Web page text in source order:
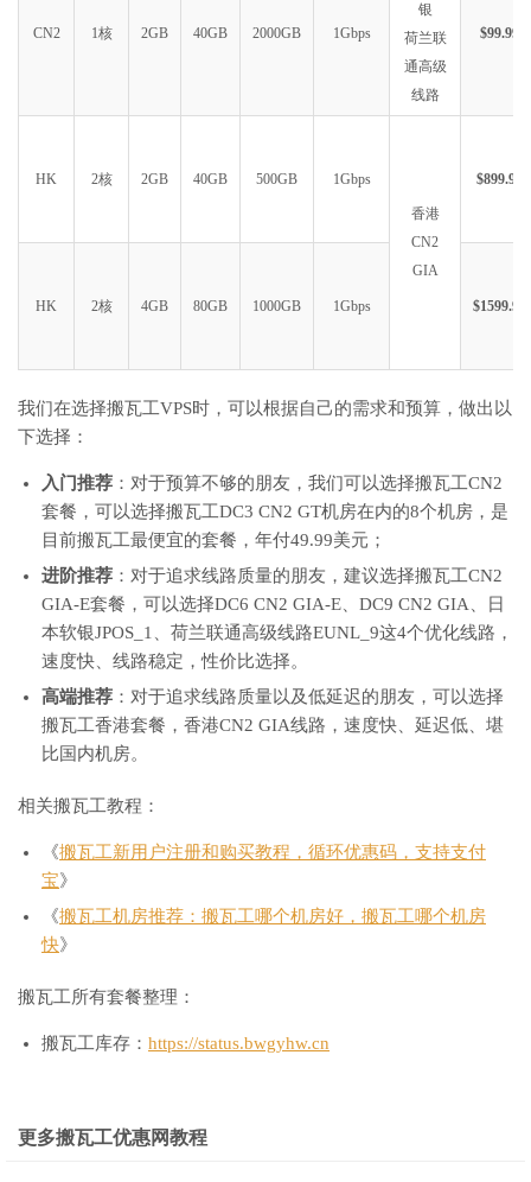
银
荷兰联
通高级
线路
CN2 1核 2GB 40GB 2000GB 1Gbps $99.99
HK 2核 2GB 40GB 500GB 1Gbps
香港
CN2
GIA
$899.99
HK 2核 4GB 80GB 1000GB 1Gbps $1599.99
我们在选择搬瓦工VPS时，可以根据自己的需求和预算，做出以
下选择：
入门推荐 ：对于预算不够的朋友，我们可以选择搬瓦工CN2
套餐，可以选择搬瓦工DC3 CN2 GT机房在内的8个机房，是
目前搬瓦工最便宜的套餐，年付49.99美元；
进阶推荐 ：对于追求线路质量的朋友，建议选择搬瓦工CN2
GIA-E套餐，可以选择DC6 CN2 GIA-E、DC9 CN2 GIA、日
本软银JPOS_1、荷兰联通高级线路EUNL_9这4个优化线路，
速度快、线路稳定，性价比选择。
高端推荐 ：对于追求线路质量以及低延迟的朋友，可以选择
搬瓦工香港套餐，香港CN2 GIA线路，速度快、延迟低、堪
比国内机房。
相关搬瓦工教程：
《搬瓦工新用户注册和购买教程，循环优惠码，支持支付
宝》
《搬瓦工机房推荐：搬瓦工哪个机房好，搬瓦工哪个机房
快》
搬瓦工所有套餐整理：
搬瓦工库存： https://status.bwgyhw.cn
更多搬瓦工优惠网教程